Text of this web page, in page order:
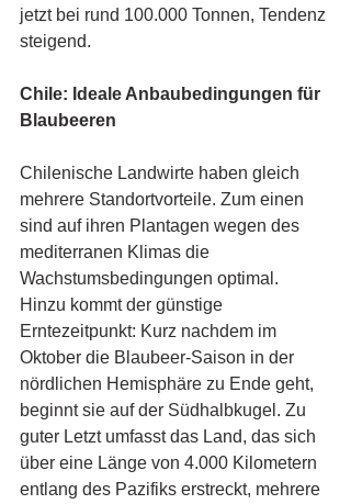
jetzt bei rund 100.000 Tonnen, Tendenz
steigend.
Chile: Ideale Anbaubedingungen für
Blaubeeren
Chilenische Landwirte haben gleich
mehrere Standortvorteile. Zum einen
sind auf ihren Plantagen wegen des
mediterranen Klimas die
Wachstumsbedingungen optimal.
Hinzu kommt der günstige
Erntezeitpunkt: Kurz nachdem im
Oktober die Blaubeer-Saison in der
nördlichen Hemisphäre zu Ende geht,
beginnt sie auf der Südhalbkugel. Zu
guter Letzt umfasst das Land, das sich
über eine Länge von 4.000 Kilometern
entlang des Pazifiks erstreckt, mehrere